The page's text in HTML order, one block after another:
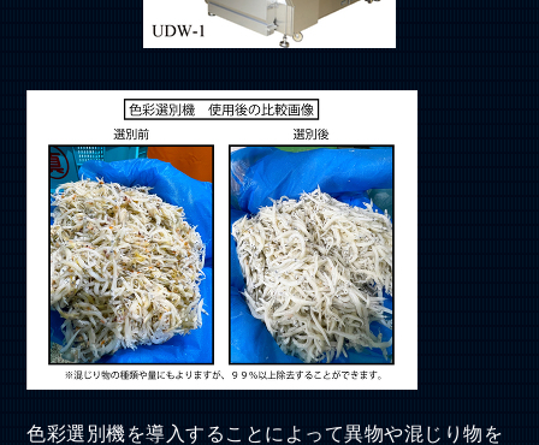
色彩選別機を導入することによって異物や混じり物を